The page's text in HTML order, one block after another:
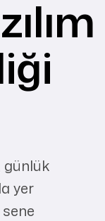
günlük
yer